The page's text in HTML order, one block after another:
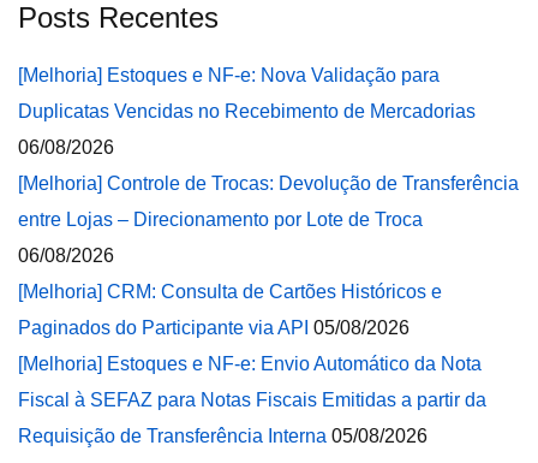
Posts Recentes
[Melhoria] Estoques e NF-e: Nova Validação para
Duplicatas Vencidas no Recebimento de Mercadorias
06/08/2026
[Melhoria] Controle de Trocas: Devolução de Transferência
entre Lojas – Direcionamento por Lote de Troca
06/08/2026
[Melhoria] CRM: Consulta de Cartões Históricos e
Paginados do Participante via API 05/08/2026
[Melhoria] Estoques e NF-e: Envio Automático da Nota
Fiscal à SEFAZ para Notas Fiscais Emitidas a partir da
Requisição de Transferência Interna 05/08/2026